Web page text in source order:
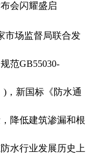
会闪耀盛启
市场监督局联合发
范GB55030-
，新国标《防水通
降低建筑渗漏和根
水行业发展历史上